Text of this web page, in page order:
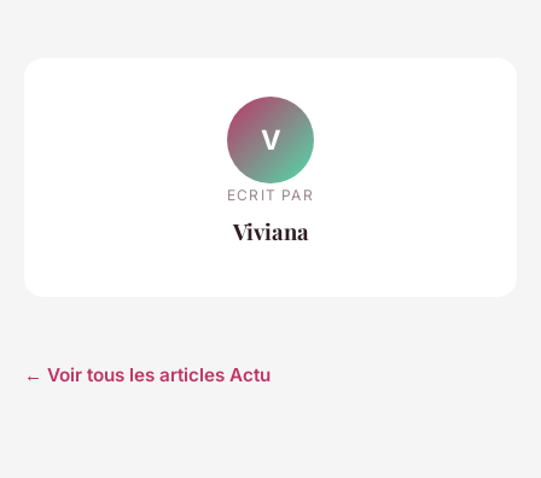
V
ECRIT PAR
Viviana
← Voir tous les articles Actu